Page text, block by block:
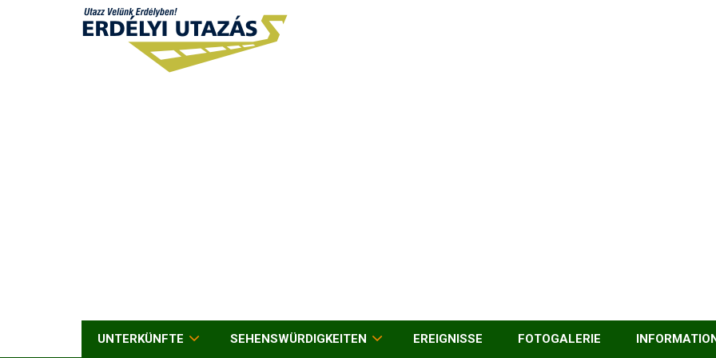
UNTERKÜNFTE SEHENSWÜRDIGKEITEN EREIGNISSE FOTOGALERIE